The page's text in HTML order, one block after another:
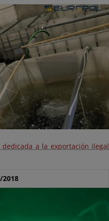
a la exportación ilegal
2018